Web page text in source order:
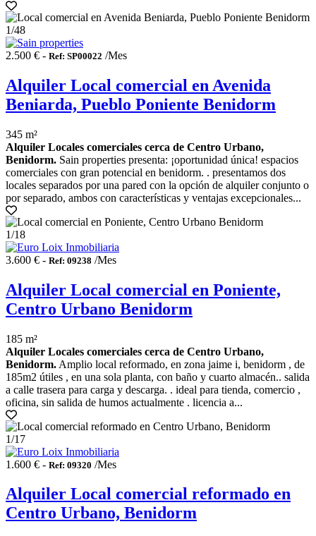
1/48
2.500 € - Ref: SP00022 /Mes
Alquiler Local comercial en Avenida
Beniarda, Pueblo Poniente Benidorm
345 m²
Alquiler Locales comerciales cerca de Centro Urbano,
Benidorm. Sain properties presenta: ¡oportunidad única! espacios
comerciales con gran potencial en benidorm. . presentamos dos
locales separados por una pared con la opción de alquiler conjunto o
por separado, ambos con características y ventajas excepcionales...
1/18
3.600 € - Ref: 09238 /Mes
Alquiler Local comercial en Poniente,
Centro Urbano Benidorm
185 m²
Alquiler Locales comerciales cerca de Centro Urbano,
Benidorm. Amplio local reformado, en zona jaime i, benidorm , de
185m2 útiles , en una sola planta, con baño y cuarto almacén.. salida
a calle trasera para carga y descarga. . ideal para tienda, comercio ,
oficina, sin salida de humos actualmente . licencia a...
1/17
1.600 € - Ref: 09320 /Mes
Alquiler Local comercial reformado en
Centro Urbano, Benidorm